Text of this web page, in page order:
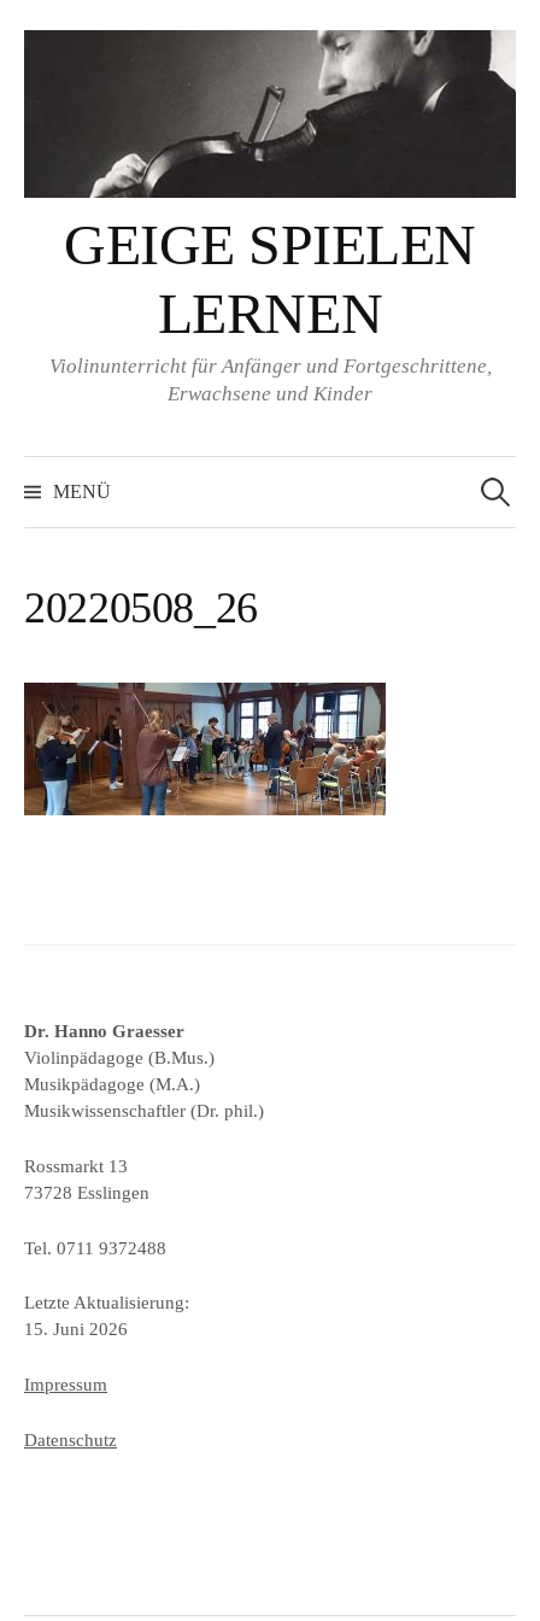
GEIGE SPIELEN
LERNEN
Violinunterricht für Anfänger und Fortgeschrittene,
Erwachsene und Kinder
MENÜ
nach:
20220508_26
Dr. Hanno Graesser
Violinpädagoge (B.Mus.)
Musikpädagoge (M.A.)
Musikwissenschaftler (Dr. phil.)
Rossmarkt 13
73728 Esslingen
Tel. 0711 9372488
Letzte Aktualisierung:
15. Juni 2026
Impressum
Datenschutz